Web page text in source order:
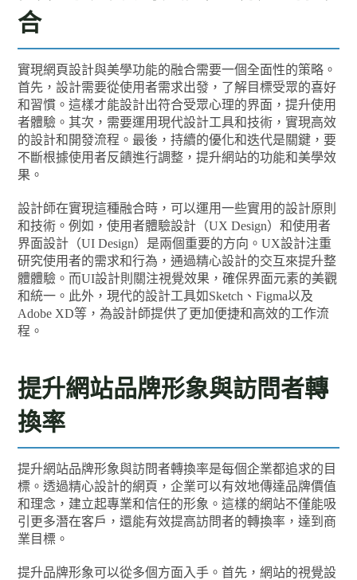
合
實現網頁設計與美學功能的融合需要一個全面性的策略。
首先，設計需要從使用者需求出發，了解目標受眾的喜好
和習慣。這樣才能設計出符合受眾心理的界面，提升使用
者體驗。其次，需要運用現代設計工具和技術，實現高效
的設計和開發流程。最後，持續的優化和迭代是關鍵，要
不斷根據使用者反饋進行調整，提升網站的功能和美學效
果。
設計師在實現這種融合時，可以運用一些實用的設計原則
和技術。例如，使用者體驗設計（UX Design）和使用者
界面設計（UI Design）是兩個重要的方向。UX設計注重
研究使用者的需求和行為，通過精心設計的交互來提升整
體體驗。而UI設計則關注視覺效果，確保界面元素的美觀
和統一。此外，現代的設計工具如Sketch、Figma以及
Adobe XD等，為設計師提供了更加便捷和高效的工作流
程。
提升網站品牌形象與訪問者轉
換率
提升網站品牌形象與訪問者轉換率是每個企業都追求的目
標。透過精心設計的網頁，企業可以有效地傳達品牌價值
和理念，建立起專業和信任的形象。這樣的網站不僅能吸
引更多潛在客戶，還能有效提高訪問者的轉換率，達到商
業目標。
提升品牌形象可以從多個方面入手。首先，網站的視覺設